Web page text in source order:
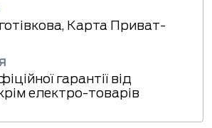
Карта Приват-
гарантії від
електро-товарів